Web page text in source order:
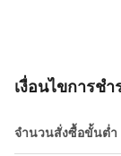
เงื่อนไขการชํา
จำนวนสั่งซื้อขั้นต่ำ